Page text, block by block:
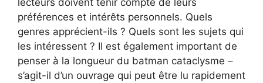
préférences et intérêts personnels. Quels
genres apprécient-ils ? Quels sont les sujets qui
les intéressent ? Il est également important de
penser à la longueur du batman cataclysme –
s’agit-il d’un ouvrage qui peut être lu rapidement